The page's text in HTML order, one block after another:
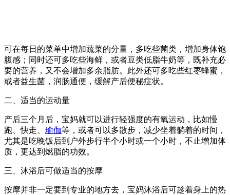
可在每日的菜单中增加蔬菜的分量，多吃些菌类，增加身体饱
腹感；同时还可多吃些海鲜，或者豆类低脂牛奶等，既补充必
要的营养，又不会增加多余脂肪。此外还可多吃些红枣蜂蜜，
或者益生菌，润肠通便，缓解产后便秘症状。
二、适当的运动量
产后三个月后，宝妈就可以进行轻强度的有氧运动，比如慢
跑、快走、 瑜伽等，或者可以多散步，减少坐着躺着的时间，
尤其是吃晚饭后到户外步行半个小时或一个小时，不止增加体
质，更达到燃脂的功效。
三、沐浴后可做适当的按摩
按摩并非一定要到专业的地方去，宝妈沐浴后可趁着身上的热